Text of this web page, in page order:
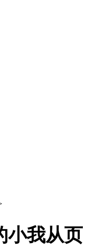
小我从页